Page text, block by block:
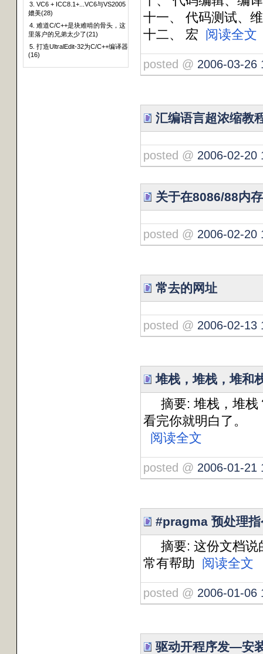
3. VC6 + ICC8.1+...VC6与VS2005
媲美(28)
4. 难道C/C++是块难啃的骨头，这
里落户的兄弟太少了(21)
5. 打造UltralEdit-32为C/C++编译器
(16)
十一、 代码测试、
十二、 宏 阅读全文
posted @ 2006-03-26
汇编语言超浓缩教
posted @ 2006-02-20
关于在8086/88内
posted @ 2006-02-20
常去的网址
posted @ 2006-02-13
堆栈，堆栈，堆和
摘要: 堆栈，堆栈
看完你就明白了。
阅读全文
posted @ 2006-01-21
#pragma 预处理指
摘要: 这份文档说
常有帮助 阅读全文
posted @ 2006-01-06
驱动开程序发—安